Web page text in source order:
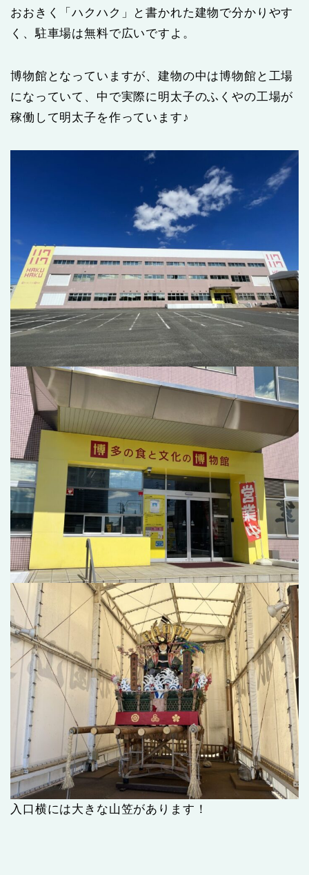
おおきく「ハクハク」と書かれた建物で分かりやす
く、駐車場は無料で広いですよ。
博物館となっていますが、建物の中は博物館と工場
になっていて、中で実際に明太子のふくやの工場が
稼働して明太子を作っています♪
入口横には大きな山笠があります！